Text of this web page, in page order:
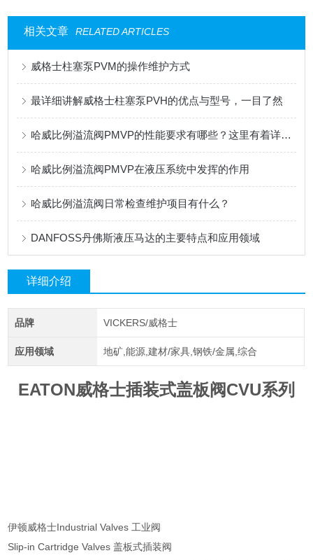
相关文章 RELATED ARTICLES
威格士柱塞泵PVM的操作维护方式
最详细讲解威格士柱塞泵PVH的优点与型号，一目了然
哈威比例溢流阀PMVP的性能要求有哪些？这里有着详细的分析
哈威比例溢流阀PMVP在液压系统中发挥的作用
哈威比例溢流阀日常检查维护项目有什么？
DANFOSS丹佛斯液压马达的主要特点和应用领域
详细介绍
品牌 VICKERS/威格士
应用领域 地矿,能源,建材/家具,钢铁/金属,综合
EATON威格士插装式盖板阀CVU系列
伊顿威格士Industrial Valves 工业阀
Slip-in Cartridge Valves 盖板式插装阀